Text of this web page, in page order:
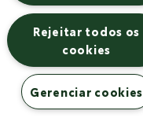
Rejeitar todos os
cookies
Gerenciar cookies